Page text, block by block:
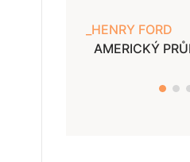
HENRY FORD
AMERICKÝ